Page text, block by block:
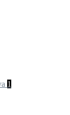
1